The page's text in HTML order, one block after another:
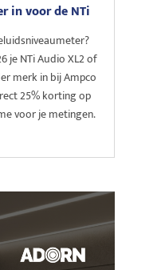
in voor de NTi
je NTi Audio XL2 of
merk in bij Ampco
25% korting op
voor je metingen.